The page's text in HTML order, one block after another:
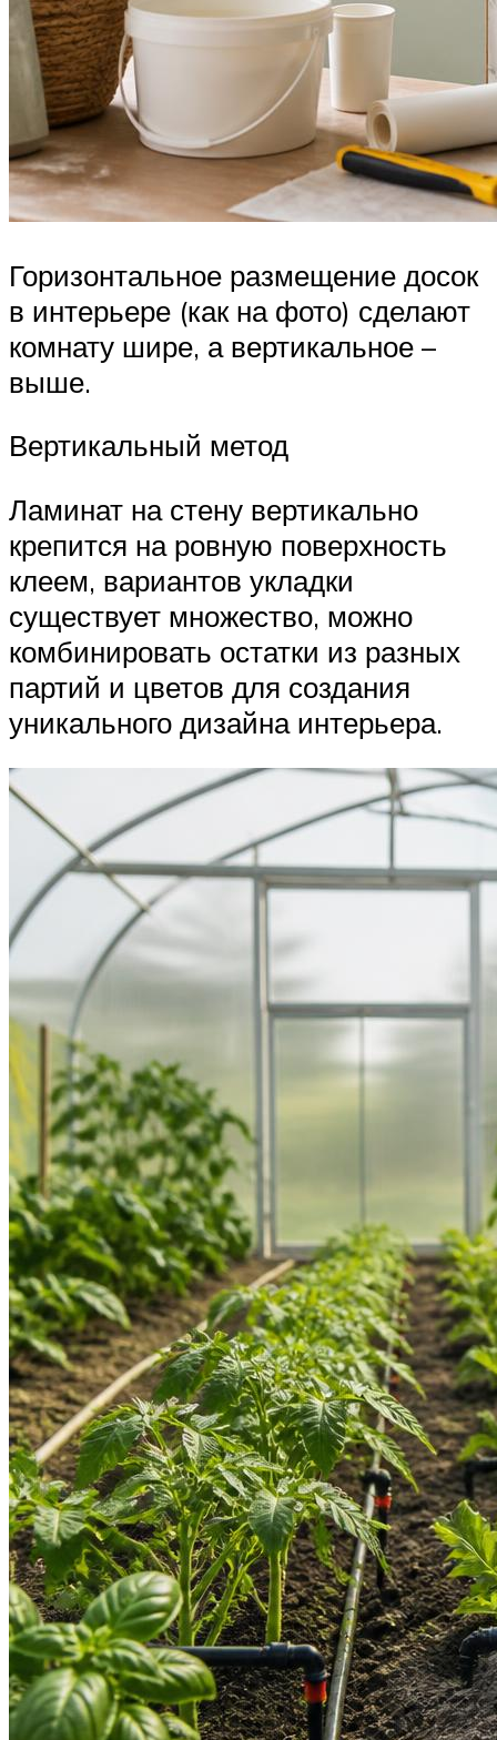
Горизонтальное размещение досок
в интерьере (как на фото) сделают
комнату шире, а вертикальное –
выше.
Вертикальный метод
Ламинат на стену вертикально
крепится на ровную поверхность
клеем, вариантов укладки
существует множество, можно
комбинировать остатки из разных
партий и цветов для создания
уникального дизайна интерьера.